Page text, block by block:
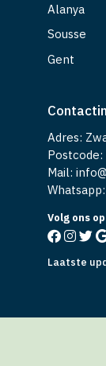
Alanya
Sousse
Gent
Adres:
Mail:
Volg ons
Laatste